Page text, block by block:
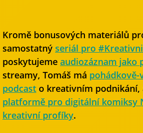
Kromě bonusových materiálů
samostatný seriál pro
poskytujeme audiozáznam jako
streamy, Tomáš má
podcast o kreativním podnikání,
platformě pro digitální komiksy
kreativní profíky.